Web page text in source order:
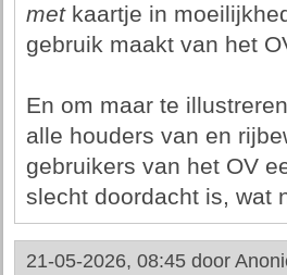
metkaartje in
gebruik maakt van het
En om maar te
alle houders van en
gebruikers van het OV
slecht doordacht is, wat
21-05-2026, 08:45 door